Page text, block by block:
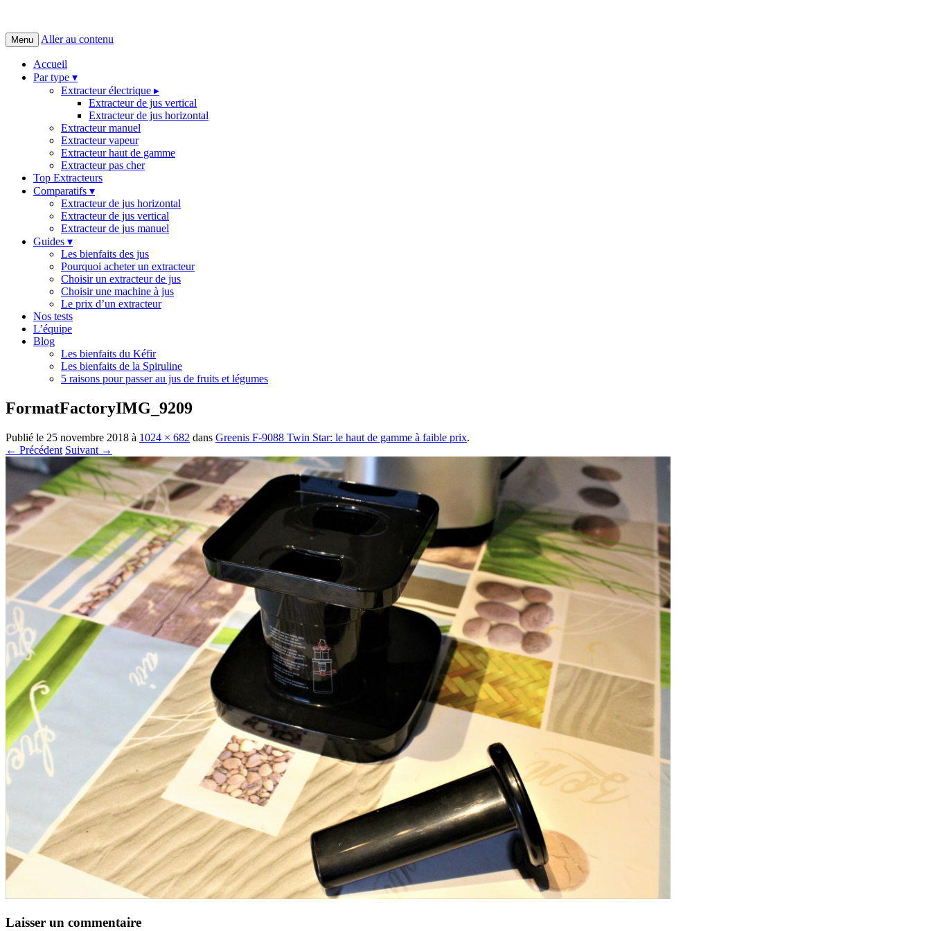
Menu Aller au contenu
Accueil
Par type ▾
Extracteur électrique ▸
Extracteur de jus vertical
Extracteur de jus horizontal
Extracteur manuel
Extracteur vapeur
Extracteur haut de gamme
Extracteur pas cher
Top Extracteurs
Comparatifs ▾
Extracteur de jus horizontal
Extracteur de jus vertical
Extracteur de jus manuel
Guides ▾
Les bienfaits des jus
Pourquoi acheter un extracteur
Choisir un extracteur de jus
Choisir une machine à jus
Le prix d’un extracteur
Nos tests
L’équipe
Blog
Les bienfaits du Kéfir
Les bienfaits de la Spiruline
5 raisons pour passer au jus de fruits et légumes
FormatFactoryIMG_9209
Publié le 25 novembre 2018 à 1024 × 682 dans Greenis F-9088 Twin Star: le haut de gamme à faible prix.
← Précédent Suivant →
Laisser un commentaire